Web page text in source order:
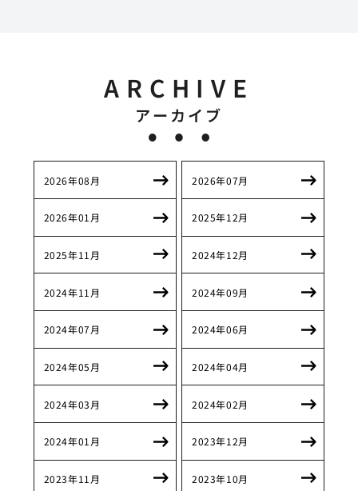
ARCHIVE
アーカイブ
2026年08月 2026年07月
2026年01月 2025年12月
2025年11月 2024年12月
2024年11月 2024年09月
2024年07月 2024年06月
2024年05月 2024年04月
2024年03月 2024年02月
2024年01月 2023年12月
2023年11月 2023年10月